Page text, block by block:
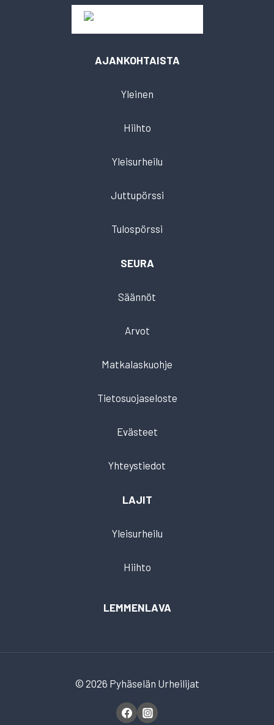
AJANKOHTAISTA
Yleinen
Hiihto
Yleisurheilu
Juttupörssi
Tulospörssi
SEURA
Säännöt
Arvot
Matkalaskuohje
Tietosuojaseloste
Evästeet
Yhteystiedot
LAJIT
Yleisurheilu
Hiihto
LEMMENLAVA
© 2026 Pyhäselän Urheilijat